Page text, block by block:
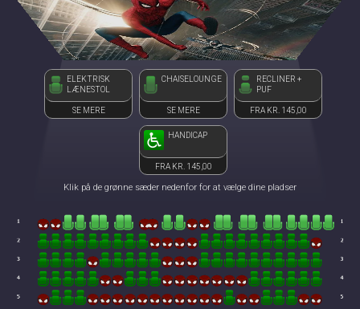
ELEKTRISK
LÆNESTOL
SE MERE
CHAISELOUNGE
SE MERE
RECLINER +
PUF
FRA KR. 145,00
HANDICAP
FRA KR. 145,00
Klik på de grønne sæder nedenfor for at vælge dine pladser